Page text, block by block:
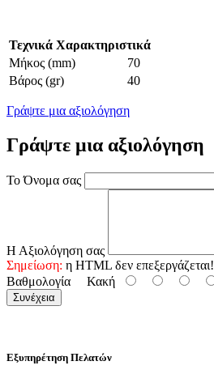
Τεχνικά Χαρακτηριστικά
Μήκος (mm)
70
Βάρος (gr)
40
Γράψτε μια αξιολόγηση
Γράψτε μια αξιολόγηση
Το Όνομα σας
Η Αξιολόγηση σας
Σημείωση: η HTML δεν επεξεργάζεται!
Βαθμολογία Κακή
Συνέχεια
Εξυπηρέτηση Πελατών